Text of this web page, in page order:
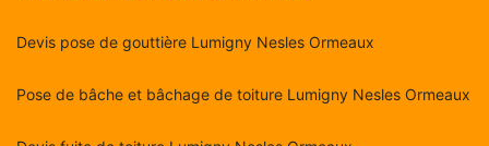
Devis pose de gouttière Lumigny Nesles Ormeaux
Pose de bâche et bâchage de toiture Lumigny Nesles Ormeaux